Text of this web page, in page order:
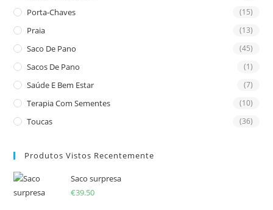
Porta-Chaves (15)
Praia (13)
Saco De Pano (45)
Sacos De Pano (1)
Saúde E Bem Estar (7)
Terapia Com Sementes (10)
Toucas (36)
Produtos Vistos Recentemente
Saco surpresa
€39.50